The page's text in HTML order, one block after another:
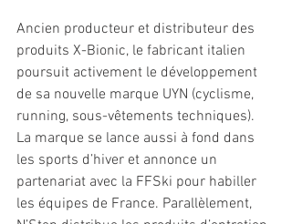
Ancien producteur et distributeur des
produits X-Bionic, le fabricant italien
poursuit activement le développement
de sa nouvelle marque UYN (cyclisme,
running, sous-vêtements techniques).
La marque se lance aussi à fond dans
les sports d’hiver et annonce un
partenariat avec la FFSki pour habiller
les équipes de France. Parallèlement,